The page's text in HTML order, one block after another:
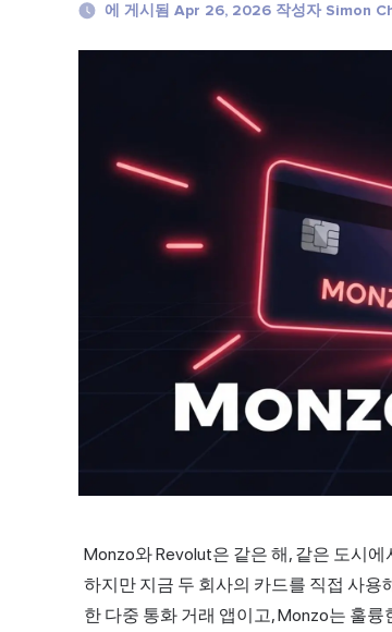
에 게시됨 Apr 26, 2026 작성자 Simon
Monzo와 Revolut은 같은 해, 같은 도시
하지만 지금 두 회사의 카드를 직접 사용
한 다중 통화 거래 앱이고, Monzo는 훌